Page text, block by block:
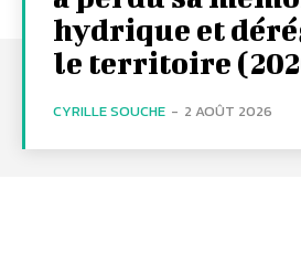
hydrique et
le territoire
CYRILLE SOUCHE - 2 AOÛT 2026